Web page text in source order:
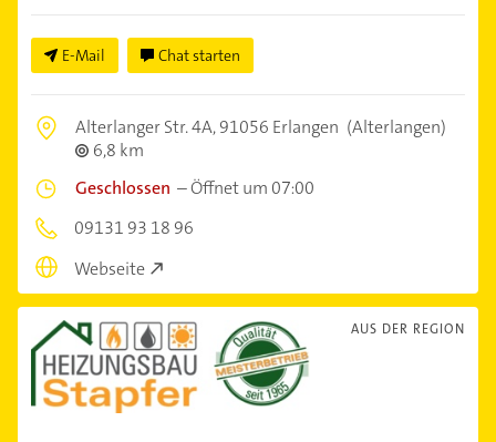
E-Mail Chat starten
Alterlanger Str. 4A,91056 Erlangen (Alterlangen)
6,8 km
Geschlossen –Öffnet um 07:00
09131 93 18 96
Webseite
AUS DER REGION